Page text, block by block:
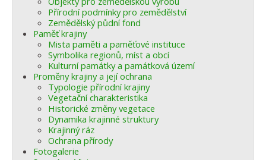
Autoři Přírodní podmínky pro zemědělství
Zemědělský půdní fond
Paměť krajiny
Mista paměti a paměťové instituce
Symbolika regionů, míst a obcí
Kulturní památky a památková území
Proměny krajiny a její ochrana
Typologie přírodní krajiny
Vegetační charakteristika
Historické změny vegetace
Dynamika krajinné struktury
Krajinný ráz
Ochrana přírody
Fotogalerie